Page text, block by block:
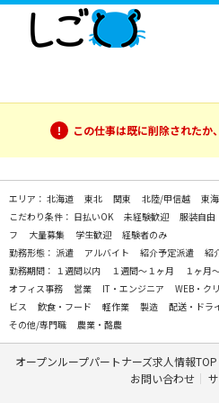
この仕事は既に削除されたか
エリア： 北海道 東北 関東 北陸/甲信越 東海
こだわり条件： 日払いOK 未経験歓迎 服装自由
フ
大量募集 学生歓迎
経験者のみ
勤務形態： 派遣 アルバイト 紹介予定派遣 紹
勤務期間： １週間以内 １週間～１ヶ月 １ヶ月
オフィス事務
営業 IT・エンジニア WEB・ク
ビス
飲食・フード 軽作業 製造 配送・ドラ
その他/専門職
農業・酪農
オープンループパートナーズ求人情報TOP
お問い合わせ